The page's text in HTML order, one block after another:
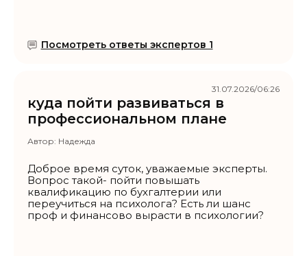
Посмотреть ответы экспертов 1
куда пойти развиваться в
профессиональном плане
Автор: Надежда
Доброе время суток, уважаемые эксперты.
Вопрос такой- пойти повышать
квалификацию по бухгалтерии или
переучиться на психолога? Есть ли шанс
проф и финансово вырасти в психологии?
31.07.2026/06:26